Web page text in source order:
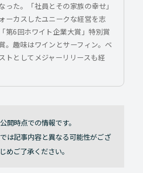
った。「社員とその家族の幸せ」
ーカスしたユニークな経営を志
第6回ホワイト企業大賞」特別賞
。趣味はワインとサーフィン。ベ
トとしてメジャーリリースも経
開時点での情報です。
は記事内容と異なる可能性がござ
めご了承ください。